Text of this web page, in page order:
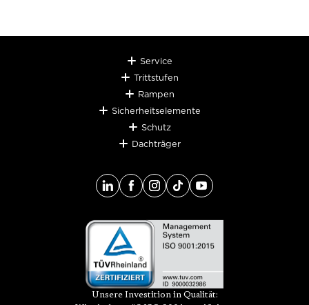
Service
Trittstufen
Rampen
Sicherheitselemente
Schutz
Dachträger
Unsere Investition in Qualität: